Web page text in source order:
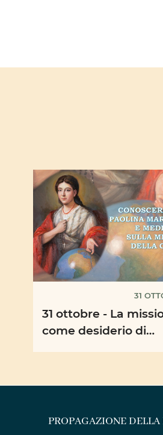
31
31 ottobre - La
come desiderio di
PROPAGAZIONE DELLA